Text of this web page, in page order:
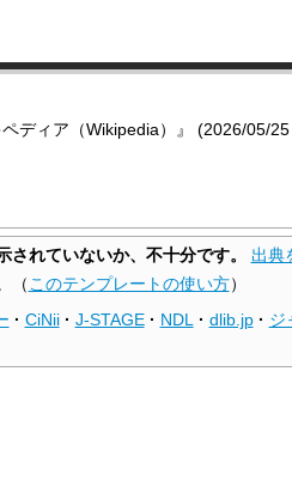
ディア（Wikipedia）』 (2026/05/
されていないか、不十分です。
出典
（ このテンプレートの使い方）
· CiNii · J-STAGE · NDL · dlib.jp · ジ